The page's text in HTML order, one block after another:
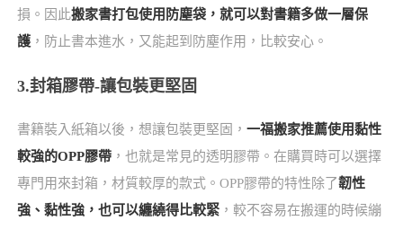
損。因此搬家書打包使用防塵袋，就可以對書籍多做一層保
護，防止書本進水，又能起到防塵作用，比較安心。
3.封箱膠帶-讓包裝更堅固
書籍裝入紙箱以後，想讓包裝更堅固， 一福搬家推薦使用黏性
較強的OPP膠帶，也就是常見的透明膠帶。在購買時可以選擇
專門用來封箱，材質較厚的款式。OPP膠帶的特性除了韌性
強、黏性強，也可以纏繞得比較緊，較不容易在搬運的時候繃